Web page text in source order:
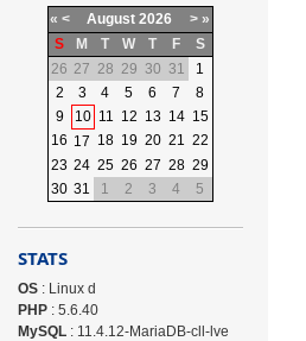
« < August 2026 > »
S
M T W T F
S
26 27 28 29 30 31
1
2
3 4 5 6 7
8
9
10 11 12 13 14 15
16 17 18 19 20 21 22
23 24 25 26 27 28 29
30 31 1 2 3 4 5
STATS
OS: Linux d
PHP: 5.6.40
MySQL: 11.4.12-MariaDB-cll-lve